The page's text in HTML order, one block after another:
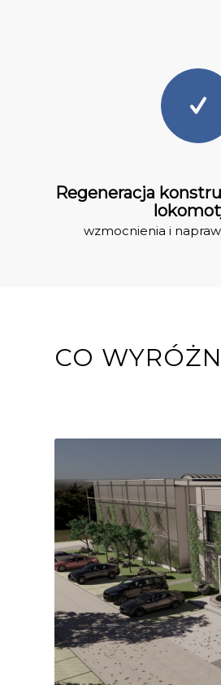
Regeneracja
wzmocnienia i
CO